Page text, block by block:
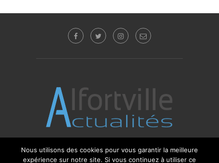
© 2017 - 2025 Alfortville Actualités - Tous droits
Nous utilisons des cookies pour vous garantir la meilleure
expérience sur notre site. Si vous continuez à utiliser ce